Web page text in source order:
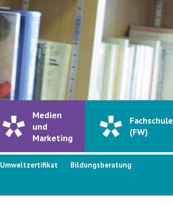
Medien
und
Marketing
Fachschule
(FW)
Umweltzertifikat Bildungsberatung